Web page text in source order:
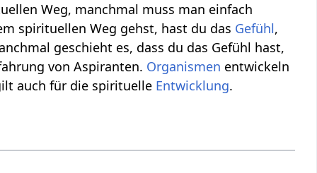
Weg, manchmal muss man einfach
spirituellen Weg gehst, hast du das Gefühl,
geschieht es, dass du das Gefühl hast,
von Aspiranten. Organismen entwickeln
auch für die spirituelle Entwicklung.